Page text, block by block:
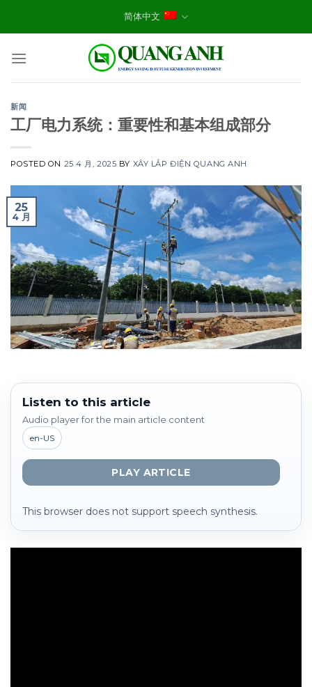
简体中文
新闻
工厂电力系统：重要性和基本组成部分
POSTED ON 25 4 月, 2025 BY XÂY LẮP ĐIỆN QUANG ANH
25
4 月
Listen to this article
Audio player for the main article content
en-US
PLAY ARTICLE
This browser does not support speech synthesis.